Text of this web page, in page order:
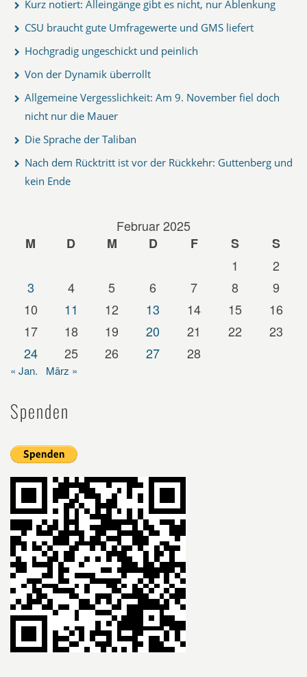
Kurz notiert: Alleingänge gibt es nicht, nur Ablenkung
CSU braucht gute Umfragewerte und GMS liefert
Hochgradig ungeschickt und peinlich
Von der Dynamik überrollt
Allgemeine Vergesslichkeit: Am 9. November fiel doch
nicht nur die Mauer
Die Sprache der Taliban
Nach dem Rücktritt ist vor der Rückkehr: Guttenberg und
kein Ende
Februar 2025
M
D M D F S
S
1
2
3
4 5 6 7 8
9
10
11 12 13 14 15
16
17
18 19 20 21 22
23
24
25 26 27 28
« Jan. März »
Spenden